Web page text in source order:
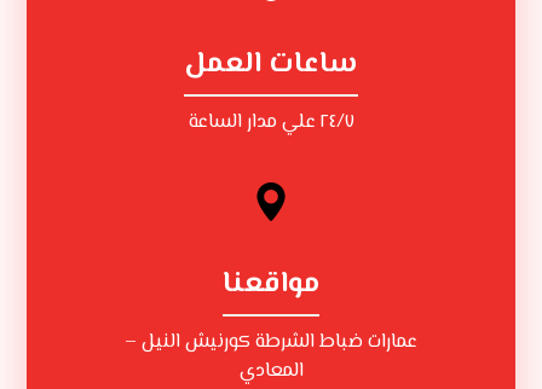
ساعات العمل
٢٤/٧ علي مدار الساعة
مواقعنا
عمارات ضباط الشرطة كورنيش النيل –
المعادي